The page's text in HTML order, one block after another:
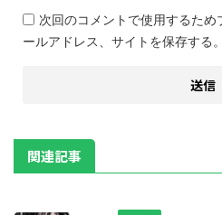
次回のコメントで使用するた
ールアドレス、サイトを保存する。
関連記事